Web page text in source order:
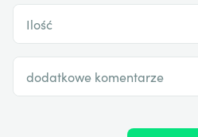
Ilość
dodatkowe komentarze